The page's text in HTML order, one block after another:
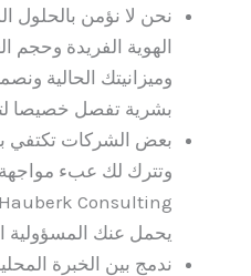
نحن لا نؤمن بالحلول
الهوية الفريدة وحجم
وميزانيتك الحالية
بشرية تفصل خصيصا
بعض الشركات تكتفي
وتترك لك عبء مواجهة
يحمل عنك المسؤولية
ندمج بين الخبرة